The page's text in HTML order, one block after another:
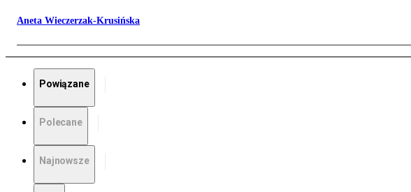
Aneta Wieczerzak-Krusińska
Powiązane
Polecane
Najnowsze